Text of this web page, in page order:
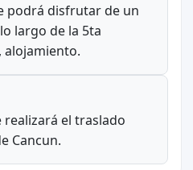
podrá disfrutar de un
largo de la 5ta
alojamiento.
el traslado
Cancun.